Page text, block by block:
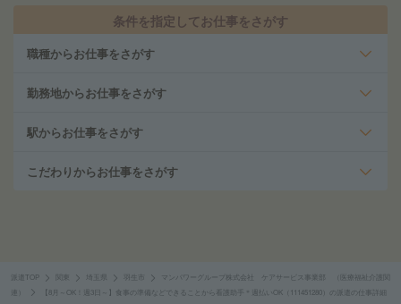
条件を指定してお仕事をさがす
職種からお仕事をさがす
勤務地からお仕事をさがす
駅からお仕事をさがす
こだわりからお仕事をさがす
派遣TOP 埼玉県
マンパワーグループ株式会社 ケアサービス事業部 （医療福祉介護関
連）
【8月～OK！週3日～】食事の準備などできることから看護助手＊週払いOK（111451280）の派遣の仕事詳細